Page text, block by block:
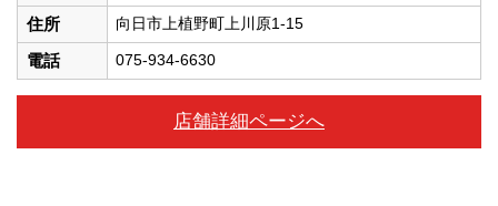
住所 向日市上植野町上川原1-15
電話 075-934-6630
店舗詳細ページへ